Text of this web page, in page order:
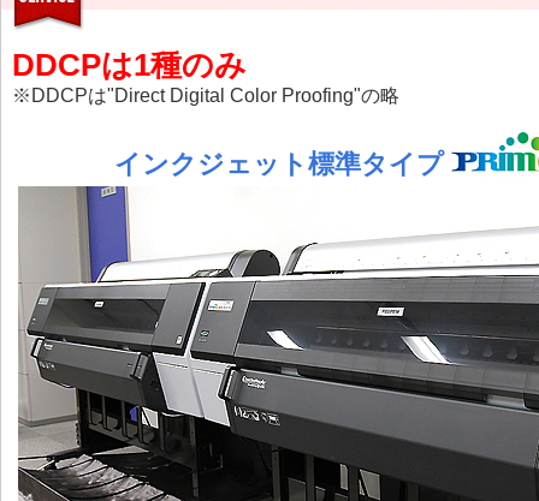
DDCPは1種のみ
※DDCPは"Direct Digital Color Proofing"の略
インクジェット標準タイプ